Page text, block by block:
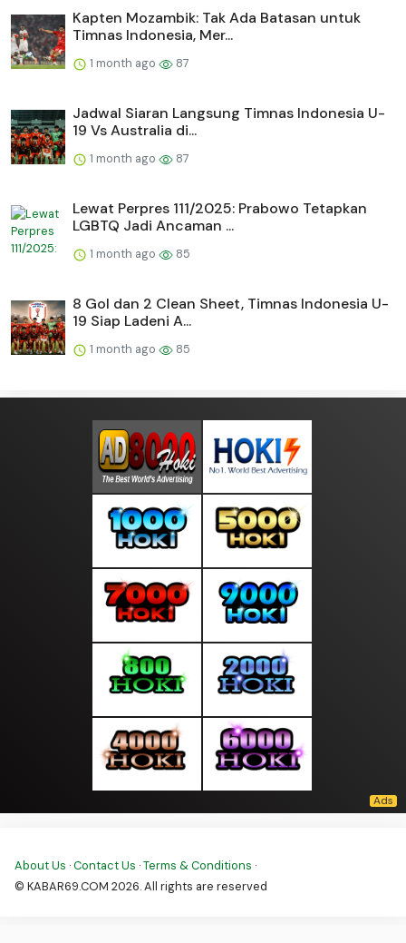
Kapten Mozambik: Tak Ada Batasan untuk
Timnas Indonesia, Mer...
1 month ago 87
Jadwal Siaran Langsung Timnas Indonesia U-
19 Vs Australia di...
1 month ago 87
Lewat Perpres 111/2025: Prabowo Tetapkan
LGBTQ Jadi Ancaman ...
1 month ago 85
8 Gol dan 2 Clean Sheet, Timnas Indonesia U-
19 Siap Ladeni A...
1 month ago 85
About Us ·Contact Us ·Terms & Conditions ·
© KABAR69.COM 2026. All rights are reserved